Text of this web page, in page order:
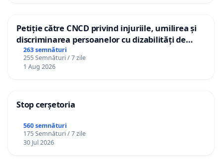
Petiție către CNCD privind injuriile, umilirea și
discriminarea persoanelor cu dizabilități de
către utilizatorul TikTok „Gorici”
263 semnături
255 Semnături / 7 zile
1 Aug 2026
Stop cerșetoria
560 semnături
175 Semnături / 7 zile
30 Jul 2026